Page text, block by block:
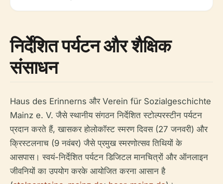
निर्देशित पर्यटन और शैक्षिक
संसाधन
Haus des Erinnerns और Verein für Sozialgeschichte
Mainz e. V. जैसे स्थानीय संगठन निर्देशित स्टोल्परस्टीन पर्यटन
प्रदान करते हैं, खासकर होलोकॉस्ट स्मरण दिवस (27 जनवरी) और
क्रिस्टलनाच (9 नवंबर) जैसे प्रमुख स्मरणोत्सव तिथियों के
आसपास। स्वयं-निर्देशित पर्यटन डिजिटल मानचित्रों और ऑनलाइन
जीवनियों का उपयोग करके आयोजित करना आसान है